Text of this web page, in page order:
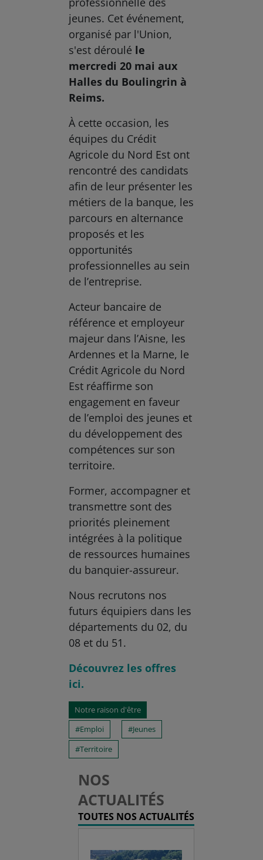
jeunes. Cet événement,
organisé par l'Union,
s'est déroulé le
mercredi 20 mai aux
Halles du Boulingrin à
Reims.
À cette occasion, les
équipes du Crédit
Agricole du Nord Est ont
rencontré des candidats
afin de leur présenter les
métiers de la banque, les
parcours en alternance
proposés et les
opportunités
professionnelles au sein
de l’entreprise.
Acteur bancaire de
référence et employeur
majeur dans l’Aisne, les
Ardennes et la Marne, le
Crédit Agricole du Nord
Est réaffirme son
engagement en faveur
de l’emploi des jeunes et
du développement des
compétences sur son
territoire.
Former, accompagner et
transmettre sont des
priorités pleinement
intégrées à la politique
de ressources humaines
du banquier-assureur.
Nous recrutons nos
futurs équipiers dans les
départements du 02, du
08 et du 51.
Découvrez les offres
ici.
Notre raison d'être
Emploi
Jeunes
Territoire
NOS
ACTUALITÉS
TOUTES NOS ACTUALITÉS